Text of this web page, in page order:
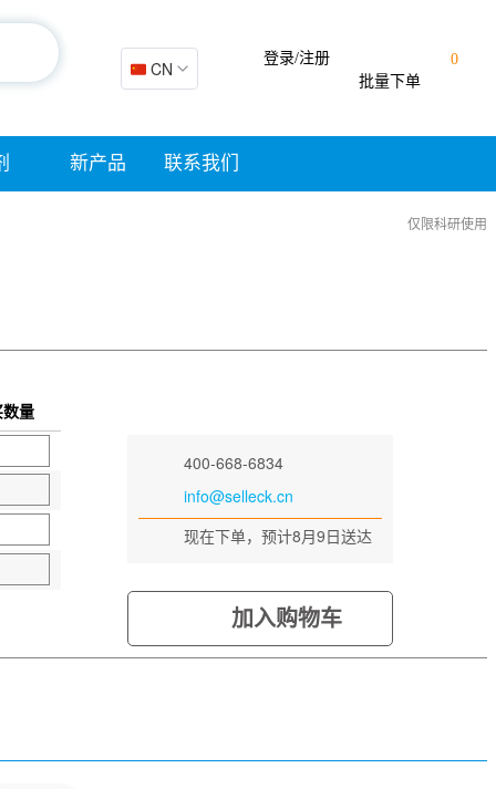
🇨🇳 CN
0
批量下单
登录/注册
新产品 联系我们
仅限科研使用
量
400-668-6834
info@selleck.cn
现在下单，预计8月9日送达
加入购物车